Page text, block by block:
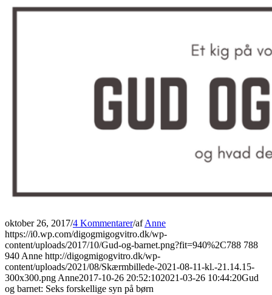
oktober 26, 2017/4 Kommentarer/afAnne
https://i0.wp.com/digogmigogvitro.dk/wp-
content/uploads/2017/10/Gud-og-barnet.png?fit=940%2C788 788
940 Anne http://digogmigogvitro.dk/wp-
content/uploads/2021/08/Skærmbillede-2021-08-11-kl.-21.14.15-
300x300.png Anne2017-10-26 20:52:102021-03-26 10:44:20Gud
og barnet: Seks forskellige syn på børn